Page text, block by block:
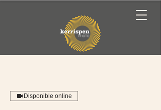
Disponible online